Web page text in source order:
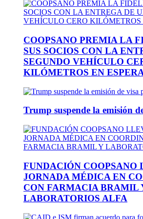
COOPSANO PREMIA LA
SUS SOCIOS CON LA
SEGUNDO VEHÍCULO
KILÓMETROS EN
Trump suspende la emisión
FUNDACIÓN COOPSANO
JORNADA MÉDICA EN
CON FARMACIA BRAMIL
LABORATORIOS ALFA